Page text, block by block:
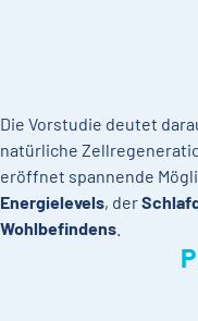
Die Vorstudie deutet
natürliche
eröffnet spannende
Energielevels, der
Wohlbefindens